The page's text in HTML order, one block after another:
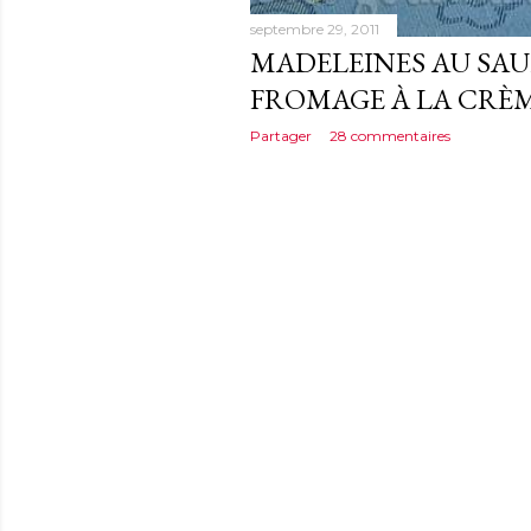
septembre 29, 2011
MADELEINES AU
FROMAGE À LA
Partager 28 commentaires